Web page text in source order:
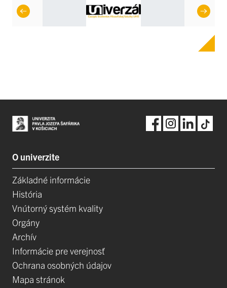
O univerzite
Základné informácie
História
Vnútorný systém kvality
Orgány
Archív
Informácie pre verejnosť
Ochrana osobných údajov
Mapa stránok